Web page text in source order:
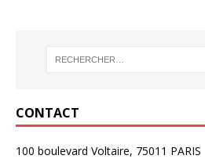
CONTACT
100 boulevard Voltaire, 75011 PARIS